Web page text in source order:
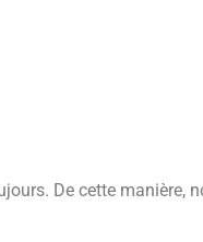
De cette manière,